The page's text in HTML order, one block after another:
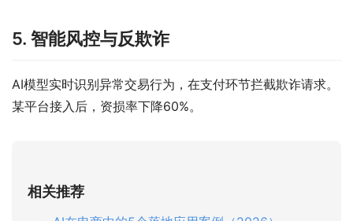
5. 智能风控与反欺诈
AI模型实时识别异常交易行为，在支付环节拦截欺诈请求。
某平台接入后，资损率下降60%。
相关推荐